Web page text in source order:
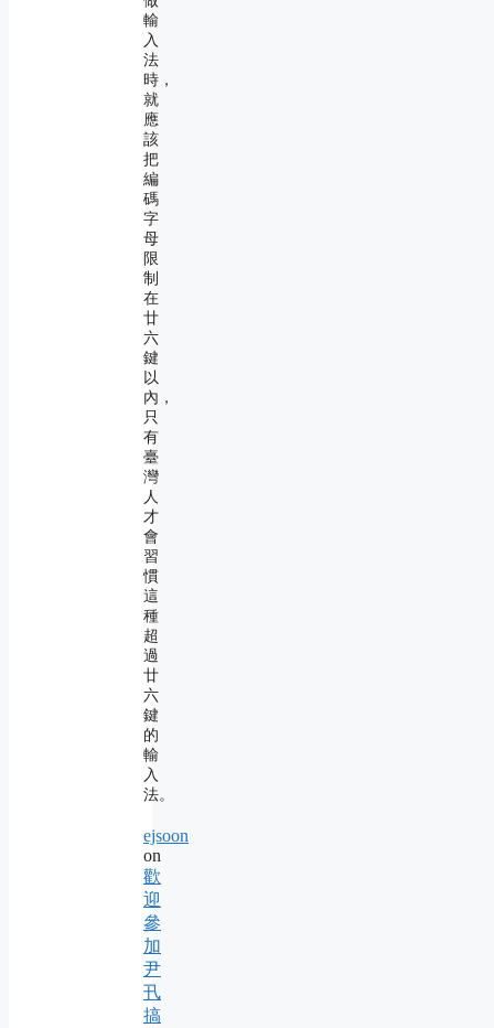
輸
入
法
時，
就
應
該
把
編
碼
字
母
限
制
在
廿
六
鍵
以
內，
只
有
臺
灣
人
才
會
習
慣
這
種
超
過
廿
六
鍵
的
輸
入
法。
ejsoon
on
歡
迎
參
加
尹
卂
搞